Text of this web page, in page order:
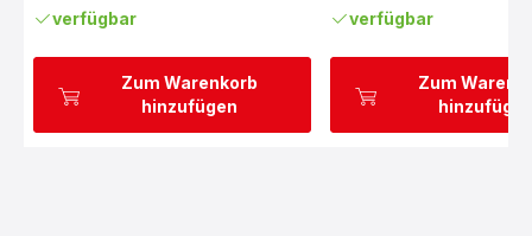
Zum Warenkorb
hinzufügen
verfügbar
Zum
verfügbar